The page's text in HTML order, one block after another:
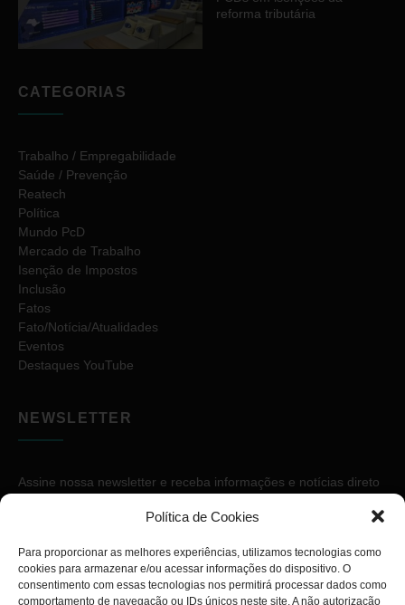
Política de Cookies
Para proporcionar as melhores experiências, utilizamos tecnologias como
cookies para armazenar e/ou acessar informações do dispositivo. O
consentimento com essas tecnologias nos permitirá processar dados como
comportamento de navegação ou IDs únicos neste site. A não autorização
reforma tributária
CATEGORIAS
Trabalho / Empregabilidade
Saúde / Prevenção
Reatech
Política
Mundo PcD
Mercado de Trabalho
Isenção de Impostos
Inclusão
Fatos
Fato/Notícia/Atualidades
Eventos
Destaques YouTube
NEWSLETTER
Assine nossa newsletter e receba informações e notícias direto